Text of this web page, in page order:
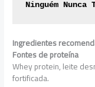
Ninguém Nunca
Ingredientes
Fontes de proteína
Whey protein, leite
fortificada.